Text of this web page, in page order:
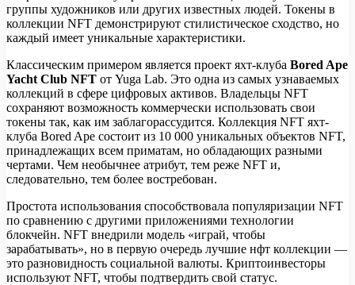
группы художников или других известных людей. Токены в
коллекции NFT демонстрируют стилистическое сходство, но
каждый имеет уникальные характеристики.
Классическим примером является проект яхт-клуба Bored Ape
Yacht Club NFT от Yuga Lab. Это одна из самых узнаваемых
коллекций в сфере цифровых активов. Владельцы NFT
сохраняют возможность коммерчески использовать свои
токены так, как им заблагорассудится. Коллекция NFT яхт-
клуба Bored Ape состоит из 10 000 уникальных объектов NFT,
принадлежащих всем приматам, но обладающих разными
чертами. Чем необычнее атрибут, тем реже NFT и,
следовательно, тем более востребован.
Простота использования способствовала популяризации NFT
по сравнению с другими приложениями технологии
блокчейн. NFT внедрили модель «играй, чтобы
зарабатывать», но в первую очередь лучшие нфт коллекции —
это разновидность социальной валюты. Криптоинвесторы
используют NFT, чтобы подтвердить свой статус.